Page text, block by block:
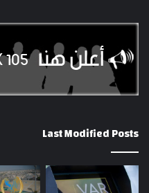
Last Modified Posts